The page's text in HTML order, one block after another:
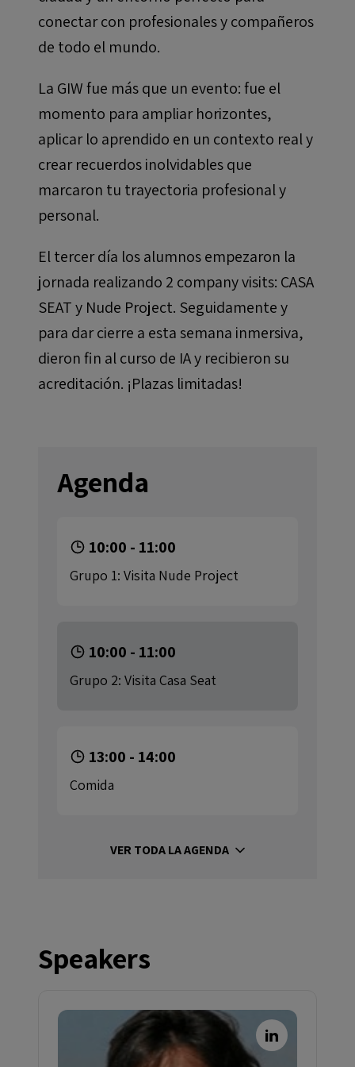
conectar con profesionales y compañeros
de todo el mundo.
La GIW fue más que un evento: fue el
momento para ampliar horizontes,
aplicar lo aprendido en un contexto real y
crear recuerdos inolvidables que
marcaron tu trayectoria profesional y
personal.
El tercer día los alumnos empezaron la
jornada realizando 2 company visits: CASA
SEAT y Nude Project. Seguidamente y
para dar cierre a esta semana inmersiva,
dieron fin al curso de IA y recibieron su
acreditación. ¡Plazas limitadas!
Agenda
10:00 - 11:00
Grupo 1: Visita Nude Project
10:00 - 11:00
Grupo 2: Visita Casa Seat
13:00 - 14:00
Comida
VER TODA LA AGENDA
Speakers